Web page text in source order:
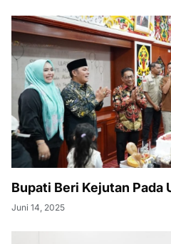
Bupati Beri Kejutan Pada
Juni 14, 2025